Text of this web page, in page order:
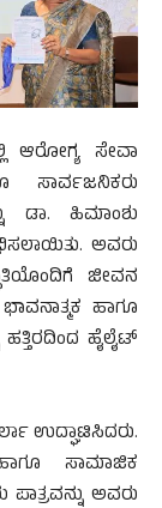
ಆರೋಗ್ಯ ಸೇವಾ
ಸಾರ್ವಜನಿಕರು
ಡಾ. ಹಿಮಾಂಶು
ಅವರು
ಜೀವನ
ಹಾಗೂ
ಹೈಲೈಟ್
ಉದ್ಘಾಟಿಸಿದರು.
ಸಾಮಾಜಿಕ
ಅವರು